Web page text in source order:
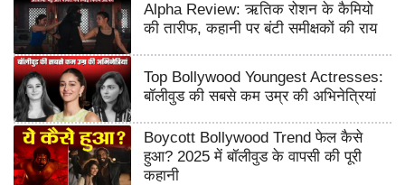
Alpha Review: ऋतिक रोशन के कैमियो
की तारीफ, कहानी पर बंटी समीक्षकों की राय
Top Bollywood Youngest Actresses:
बॉलीवुड की सबसे कम उम्र की अभिनेत्रियां
Boycott Bollywood Trend फेल कैसे
हुआ? 2025 में बॉलीवुड के वापसी की पूरी
कहानी